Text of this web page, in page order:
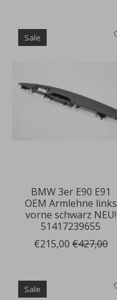
Sale
BMW 3er E90 E91
OEM Armlehne links
vorne schwarz NEU!
51417239655
€215,00 €427,00
Sale